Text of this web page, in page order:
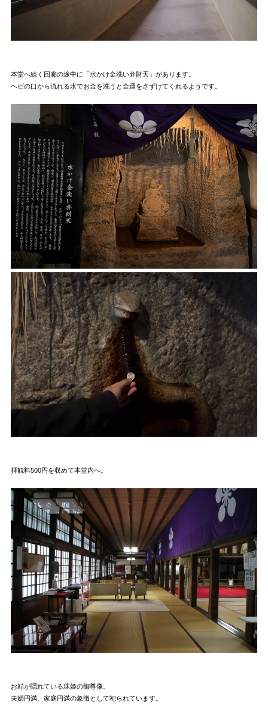
本堂へ続く回廊の途中に「水かけ金洗い弁財天」があります。
ヘビの口から流れる水でお金を洗うと金運をさずけてくれるようです。
拝観料500円を収めて本堂内へ。
お顔が隠れている珠姫の御尊像。
夫婦円満、家庭円満の象徴として祀られています。